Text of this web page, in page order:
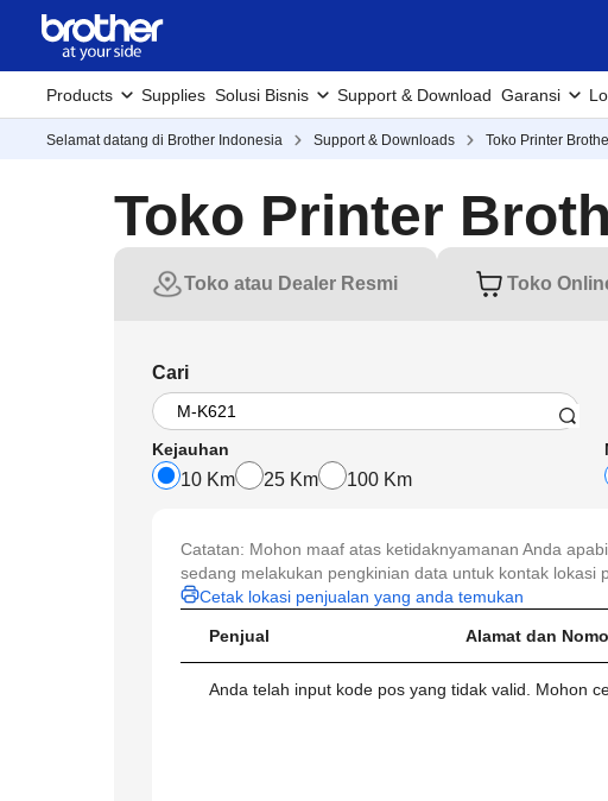
Products Supplies Solusi Bisnis Support & Download Garansi
Selamat datang di Brother Indonesia Support & Downloads Toko Printer
Toko Printer
Toko atau Dealer Resmi Toko
Cari
Kejauhan
10 Km 25 Km 100 Km
Catatan: Mohon maaf atas ketidaknyamanan Anda
sedang melakukan pengkinian data untuk kontak lokasi
Cetak lokasi penjualan yang anda temukan
Penjual Alamat dan
Anda telah input kode pos yang tidak valid. Mohon